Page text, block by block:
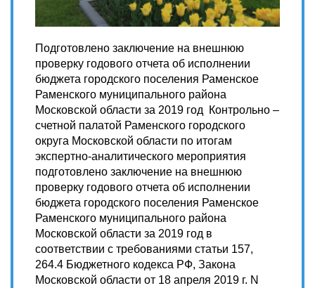
Подготовлено заключение на внешнюю
проверку годового отчета об исполнении
бюджета городского поселения Раменское
Раменского муниципального района
Московской области за 2019 год Контрольно –
счетной палатой Раменского городского
округа Московской области по итогам
экспертно-аналитического мероприятия
подготовлено заключение на внешнюю
проверку годового отчета об исполнении
бюджета городского поселения Раменское
Раменского муниципального района
Московской области за 2019 год в
соответствии с требованиями статьи 157,
264.4 Бюджетного кодекса РФ, Закона
Московской области от 18 апреля 2019 г. N